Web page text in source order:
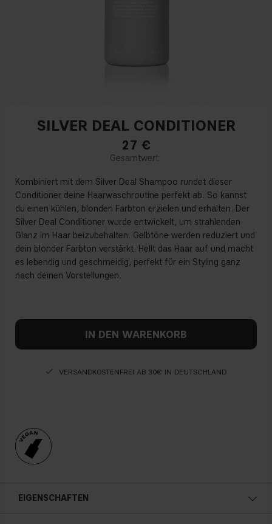
SILVER DEAL CONDITIONER
27 €
Kombiniert mit dem Silver Deal Shampoo rundet dieser
Conditioner deine Haarwaschroutine perfekt ab. So kannst
du einen kühlen, blonden Farbton erzielen und erhalten. Der
Silver Deal Conditioner wurde entwickelt, um strahlenden
Glanz im Haar beizubehalten. Gelbtöne werden reduziert und
dein blonder Farbton verstärkt. Hellt das Haar auf und macht
es lebendig und geschmeidig, perfekt für ein Styling ganz
nach deinen Vorstellungen.
IN DEN WARENKORB
VERSANDKOSTENFREI AB 30€ IN DEUTSCHLAND
EIGENSCHAFTEN